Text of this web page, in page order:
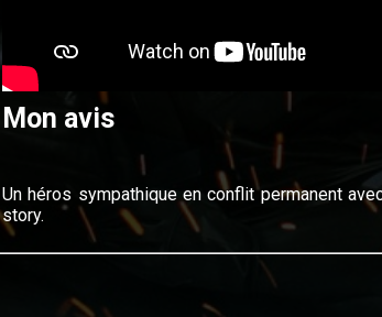
Mon avis
Un héros sympathique en conflit permanent
story.